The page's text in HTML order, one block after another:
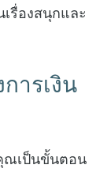
รื่องสนุกและ
ารเงิน
ณเป็นขั้นตอน